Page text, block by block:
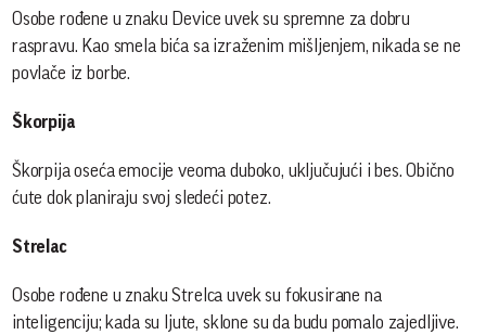
Osobe rođene u znaku Device uvek su spremne za dobru
raspravu. Kao smela bića sa izraženim mišljenjem, nikada se ne
povlače iz borbe.
Škorpija
Škorpija oseća emocije veoma duboko, uključujući i bes. Obično
ćute dok planiraju svoj sledeći potez.
Strelac
Osobe rođene u znaku Strelca uvek su fokusirane na
inteligenciju; kada su ljute, sklone su da budu pomalo zajedljive.